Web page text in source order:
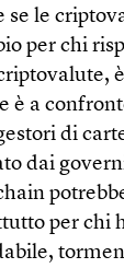
se le
per chi
è a
di
dai
per chi